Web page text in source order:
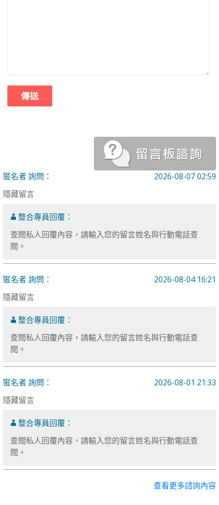
匿名者 詢問：
2026-08-07 02:59
隱藏留言
整合專員回覆：
查閱私人回覆內容，請輸入您的留言姓名與行動電話查
閱。
匿名者 詢問：
2026-08-04 16:21
隱藏留言
整合專員回覆：
查閱私人回覆內容，請輸入您的留言姓名與行動電話查
閱。
匿名者 詢問：
2026-08-01 21:33
隱藏留言
整合專員回覆：
查閱私人回覆內容，請輸入您的留言姓名與行動電話查
閱。
查看更多諮詢內容